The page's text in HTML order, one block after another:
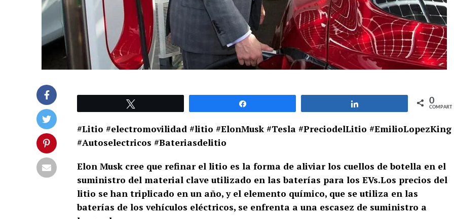
0
#Litio #electromovilidad #litio #ElonMusk #Tesla #PreciodelLitio #EmilioLopezKing
#Autoselectricos #Bateriasdelitio
Elon Musk cree que refinar el litio es la forma de aliviar los cuellos de botella en el
suministro del material clave utilizado en las baterías para los EVs.Los precios del
litio se han triplicado en un año, y el elemento químico, que se utiliza en las
baterías de los vehículos eléctricos, se enfrenta a una escasez de suministro a